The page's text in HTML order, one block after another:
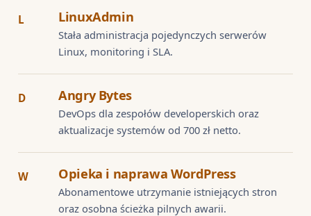
L LinuxAdmin
Stała administracja pojedynczych serwerów
Linux, monitoring i SLA.
D Angry Bytes
DevOps dla zespołów developerskich oraz
aktualizacje systemów od 700 zł netto.
W Opieka i naprawa WordPress
Abonamentowe utrzymanie istniejących stron
oraz osobna ścieżka pilnych awarii.